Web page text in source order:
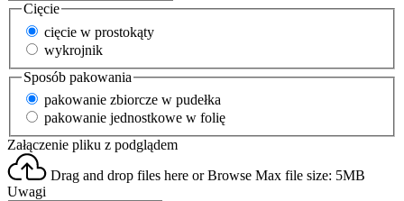
Cięcie
cięcie w prostokąty
wykrojnik
Sposób pakowania
pakowanie zbiorcze w pudełka
pakowanie jednostkowe w folię
Załączenie pliku z podglądem
Drag and drop files here orBrowse Max file size: 5MB
Uwagi